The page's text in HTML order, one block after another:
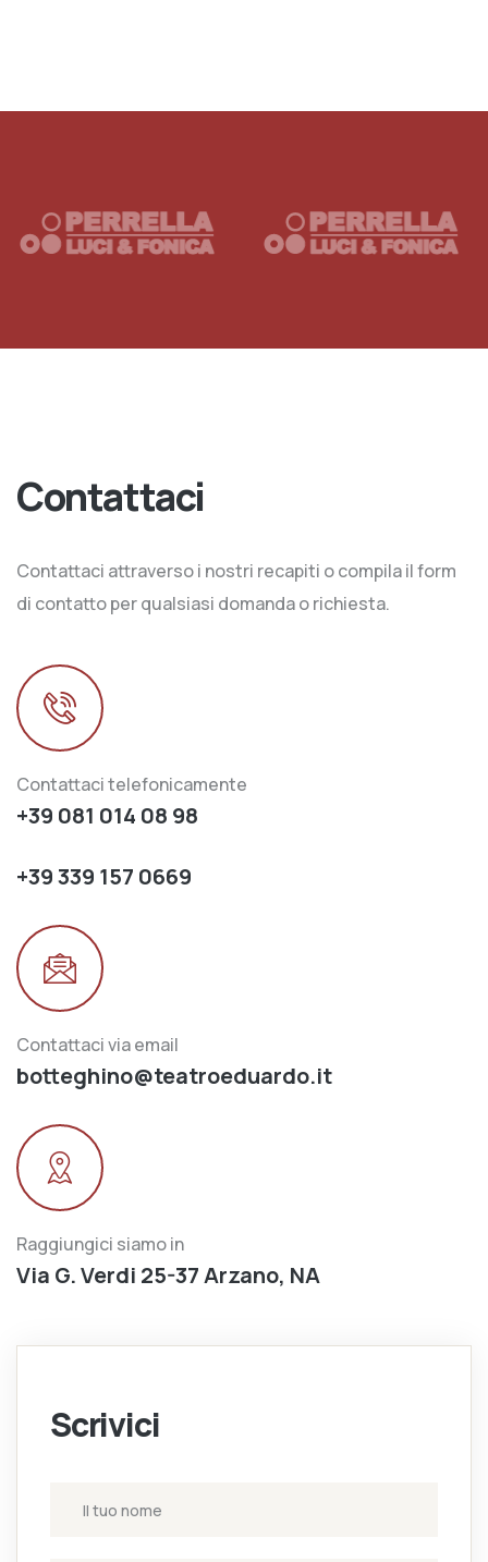
Contattaci
Contattaci attraverso i nostri recapiti o compila il form
di contatto per qualsiasi domanda o richiesta.
Contattaci telefonicamente
+39 081 014 08 98
+39 339 157 0669
Contattaci via email
botteghino@teatroeduardo.it
Raggiungici siamo in
Via G. Verdi 25-37 Arzano, NA
Scrivici